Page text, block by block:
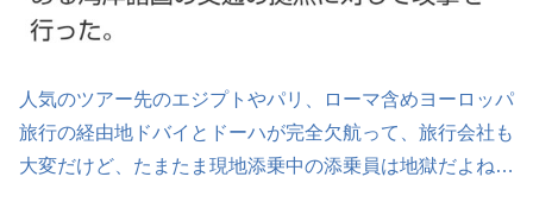
人気のツアー先のエジプトやパリ、ローマ含めヨーロッパ
旅行の経由地ドバイとドーハが完全欠航って、旅行会社も
大変だけど、たまたま現地添乗中の添乗員は地獄だよね…